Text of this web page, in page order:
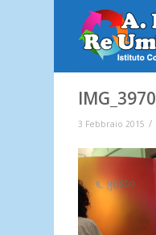
IMG_3970
3 Febbraio 2015 /